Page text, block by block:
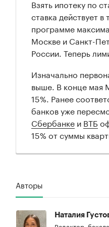
Взять ипотеку по
ставка действует
программе
Москве и Санкт-
России. Теперь
Изначально
выше. В конце мая
15%. Ранее
банков уже
Сбербанке и ВТБ
15% от суммы
Авторы
Наталия